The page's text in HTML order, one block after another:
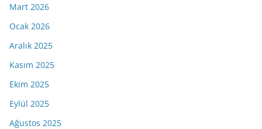
Mart 2026
Ocak 2026
Aralık 2025
Kasım 2025
Ekim 2025
Eylül 2025
Ağustos 2025